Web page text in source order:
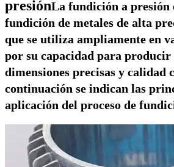
presiónLa fundición a presión
fundición de metales de alta
que se utiliza ampliamente en
por su capacidad para producir
dimensiones precisas y calidad
continuación se indican las
aplicación del proceso de